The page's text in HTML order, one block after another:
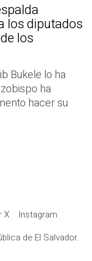
los diputados
los
Bukele lo ha
ha
hacer su
X
Instagram
de El Salvador.